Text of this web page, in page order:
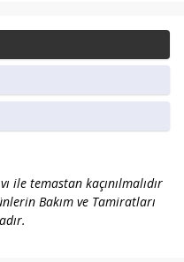
ile temastan kaçınılmalıdır
Bakım ve Tamiratları